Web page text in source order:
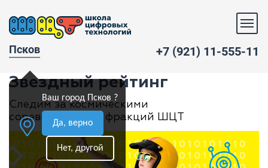
Псков
Ваш город Псков ?
Да, верно
Нет, другой
+7 (921) 11-555-11
Звездный рейтинг
Следим за космическими
соревнованиями фракций ШЦТ